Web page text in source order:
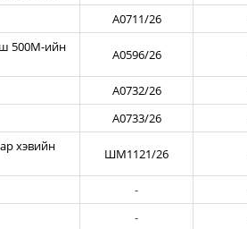
A0711/26
500М-ийн
A0596/26
A0732/26
A0733/26
хэвийн
ШМ1121/26
-
-